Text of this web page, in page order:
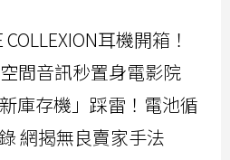
耳機開箱！
間音訊秒置身電影院
庫存機」踩雷！電池循
網揭無良賣家手法